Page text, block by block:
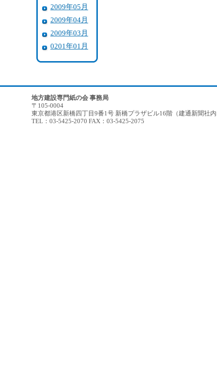
2009年05月
2009年04月
2009年03月
0201年01月
地方建設専門紙の会 事務局
〒105-0004
東京都港区新橋四丁目9番1号 新橋プラザビル16階（建通新聞社
TEL：03-5425-2070 FAX：03-5425-2075